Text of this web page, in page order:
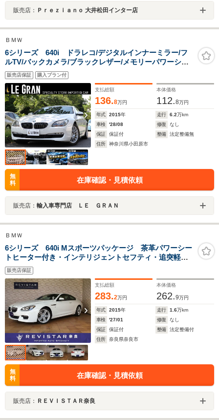
販売店： Ｐｒｅｚｉａｎｏ 大井松田インター店
ＢＭＷ
6シリーズ 640i ドラレコ/デジタルインナーミラー/フ
ルTV/バックカメラ/ブラックレザー/メモリーパワーシー
ト/シートヒーター/クルコン/パドルシフ
ト/Bluetooth/ETC/AUX/スペアキー
販売店保証 購入プラン付
支払総額
136.8万円
本体価格
112.8万円
年式 2015年 走行 6.2万km
車検
'28/08 修復
なし
保証
保証付 整備
法定整備無
住所
神奈川県小田原市
無
料
在庫確認・見積依頼
販売店： 輸入車専門店 ＬＥ ＧＲＡＮ
ＢＭＷ
6シリーズ 640i Mスポーツパッケージ 茶革パワーシー
トヒーター付き・インテリジェントセフティ・追突軽減
車・追突警告・車線逸脱警告・コンフォートアクセス・
ドライビングモード・ナビTV・Bluteooth・USB・
DVD・CD・バックカメラ・コーナーセンサー
販売店保証
支払総額
283.2万円
本体価格
262.9万円
年式 2015年 走行 1.6万km
車検
'27/01 修復
なし
保証
保証付 整備
法定整備付
住所
奈良県奈良市
無
料
在庫確認・見積依頼
販売店： ＲＥＶＩＳＴＡＲ奈良